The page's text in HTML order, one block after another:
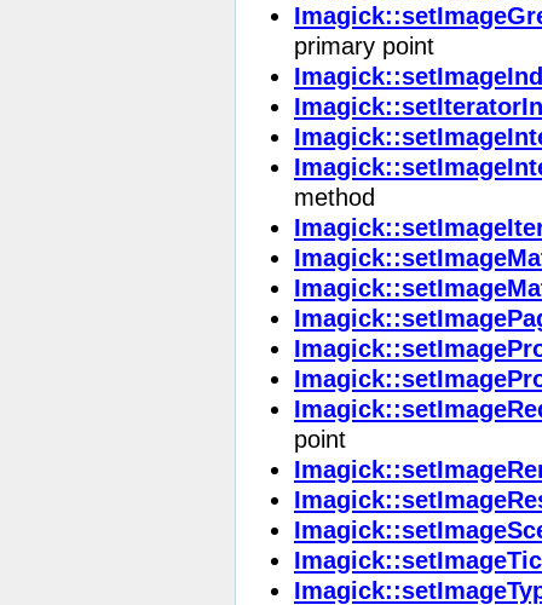
primary point
method
point